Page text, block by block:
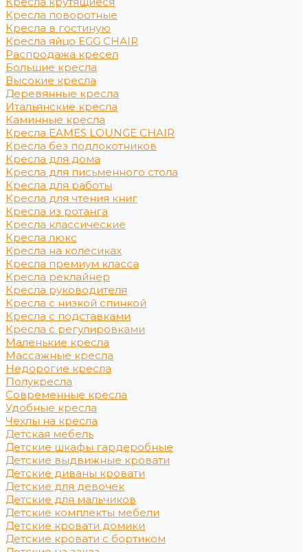
Кресла поворотные
Кресла в гостиную
Кресла яйцо EGG CHAIR
Распродажа кресел
Большие кресла
Высокие кресла
Деревянные кресла
Итальянские кресла
Каминные кресла
Кресла EAMES LOUNGE CHAIR
Кресла без подлокотников
Кресла для дома
Кресла для письменного стола
Кресла для работы
Кресла для чтения книг
Кресла из ротанга
Кресла классические
Кресла люкс
Кресла на колесиках
Кресла премиум класса
Кресла реклайнер
Кресла руководителя
Кресла с низкой спинкой
Кресла с подставками
Кресла с регулировками
Маленькие кресла
Массажные кресла
Недорогие кресла
Полукресла
Современные кресла
Удобные кресла
Чехлы на кресла
Детская мебель
Детские шкафы гардеробные
Детские выдвижные кровати
Детские диваны кровати
Детские для девочек
Детские для мальчиков
Детские комплекты мебели
Детские кровати домики
Детские кровати с бортиком